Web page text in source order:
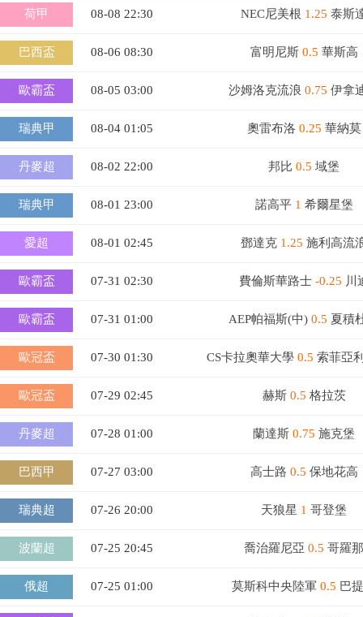
荷甲 08-08 22:30 NEC尼美根 1.25 泰斯
巴西盃 08-06 08:30 富明尼斯 0.5 華斯高
歐霸盃 08-05 03:00 沙姆洛克流浪 0.75 伊拿
瑞典甲 08-04 01:05 奧雷布洛 0.25 華納莫
丹麥超 08-02 22:00 邦比 0.5 域堡
瑞典甲 08-01 23:00 諾高平 1 希爾星堡
愛超 08-01 02:45 鄧達克 1.25 施利高流
歐霸盃 07-31 02:30 費倫斯華路士 -0.25 川
歐霸盃 07-31 01:00 AEP帕福斯(中) 0.5 夏積
歐冠盃 07-30 01:30 CS卡拉奧華大學 0.5 索菲亞
歐冠盃 07-29 02:45 赫斯 0.5 格拉茨
丹麥超 07-28 01:00 蘭達斯 0.75 施克堡
巴西甲 07-27 03:00 高士路 0.5 保地花高
瑞典超 07-26 20:00 天狼星 1 哥登堡
波蘭超 07-25 20:45 喬治羅尼亞 0.5 哥羅那
俄超 07-25 01:00 莫斯科中央陸軍 0.5 巴